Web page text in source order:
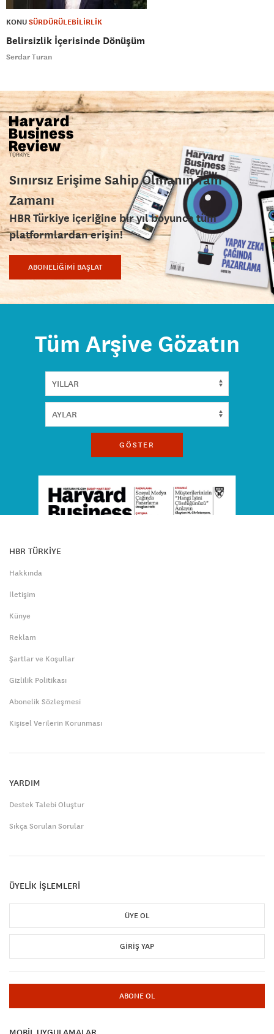
KONUSÜRDÜRÜLEBİLİRLİK
Belirsizlik İçerisinde Dönüşüm
Serdar Turan
Sınırsız Erişime Sahip Olmanın Tam
Zamanı
HBR Türkiye içeriğine bir yıl boyunca tüm
platformlardan erişin!
ABONELİĞİMİ BAŞLAT
Tüm Arşive Gözatın
GÖSTER
HBR TÜRKİYE
Hakkında
İletişim
Künye
Reklam
Şartlar ve Koşullar
Gizlilik Politikası
Abonelik Sözleşmesi
Kişisel Verilerin Korunması
YARDIM
Destek Talebi Oluştur
Sıkça Sorulan Sorular
ÜYELİK İŞLEMLERİ
ÜYE OL
GIRIŞ YAP
ABONE OL